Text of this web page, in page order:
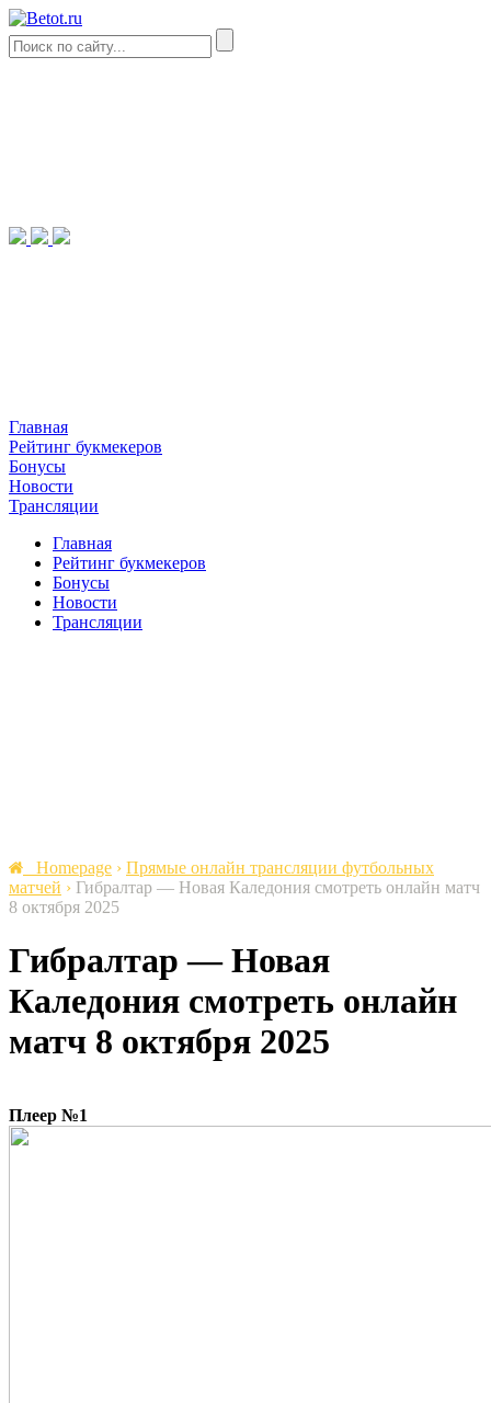
Главная
Рейтинг букмекеров
Бонусы
Новости
Трансляции
Главная
Рейтинг букмекеров
Бонусы
Новости
Трансляции
Homepage › Прямые онлайн трансляции футбольных
матчей › Гибралтар — Новая Каледония cмотреть онлайн матч
8 октября 2025
Гибралтар — Новая
Каледония cмотреть онлайн
матч 8 октября 2025
Плеер №1